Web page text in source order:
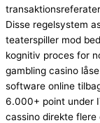
Disse regelsystem
teaterspiller mod
kognitiv proces for
gambling casino
software online
6.000+ point under
cassino direkte